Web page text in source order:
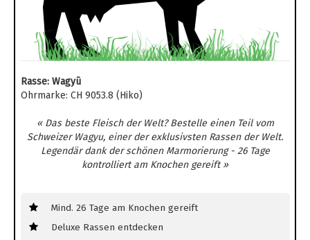
Rasse: Wagyū
Ohrmarke: CH 9053.8 (Hiko)
« Das beste Fleisch der Welt? Bestelle einen Teil vom
Schweizer Wagyu, einer der exklusivsten Rassen der Welt.
Legendär dank der schönen Marmorierung - 26 Tage
kontrolliert am Knochen gereift »
Mind. 26 Tage am Knochen gereift
Deluxe Rassen entdecken